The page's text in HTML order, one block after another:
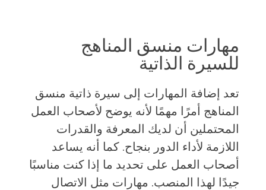
مهارات منسق المناهج
للسيرة الذاتية
تعد إضافة المهارات إلى سيرة ذاتية منسق
المناهج أمرًا مهمًا لأنه يوضح لأصحاب العمل
المحتملين أن لديك المعرفة والقدرات
اللازمة لأداء الدور بنجاح. كما أنه يساعد
أصحاب العمل على تحديد ما إذا كنت مناسبًا
جيدًا لهذا المنصب. مهارات مثل الاتصال